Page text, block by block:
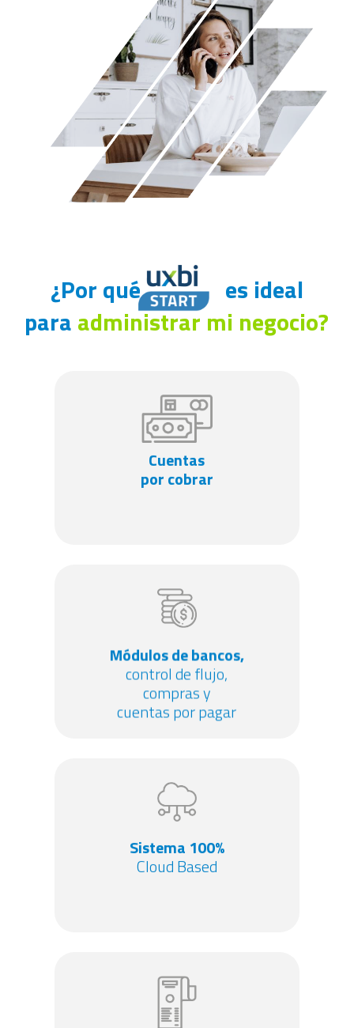
¿Por qué es ideal
paraadministrar mi negocio?
Cuentas
por cobrar
Cuentas
por cobrar
Módulos de bancos,
control de flujo,
compras y
cuentas por pagar
Módulos de bancos,
control de flujo,
compras y
cuentas por pagar
Sistema 100%
Cloud Based
Sistema 100%
Cloud Based